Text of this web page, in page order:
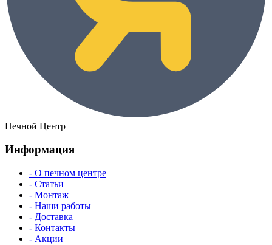
Печной Центр
Информация
- О печном центре
- Статьи
- Монтаж
- Наши работы
- Доставка
- Контакты
- Акции